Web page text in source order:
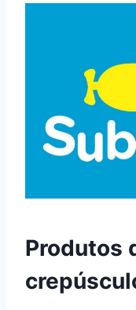
Produtos